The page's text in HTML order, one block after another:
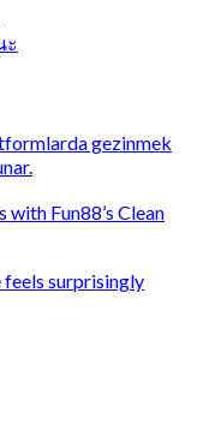
ะ
gezinmek
with Fun88’s Clean
surprisingly